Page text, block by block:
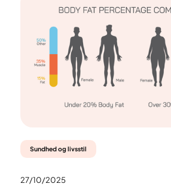
Sundhed og livsstil
27/10/2025